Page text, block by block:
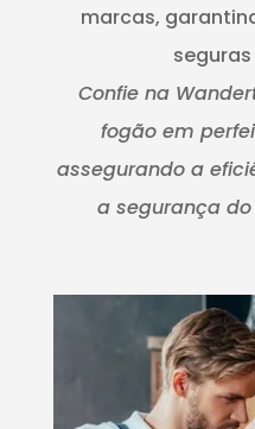
marcas,
Confie na
fogão em
assegurando a
a segurança